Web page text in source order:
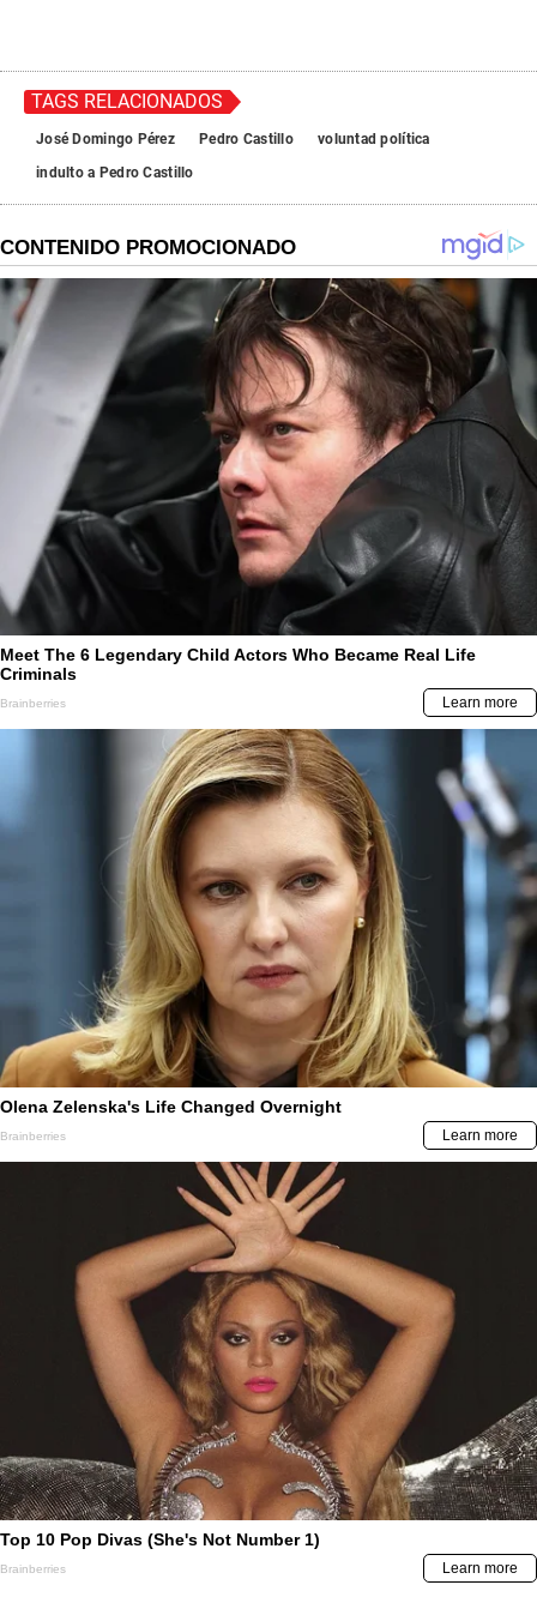
TAGS RELACIONADOS
José Domingo Pérez Pedro Castillo
voluntad política
indulto a Pedro Castillo